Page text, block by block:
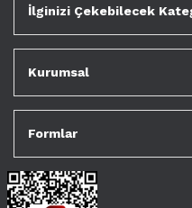
İlginizi Çekebilecek
Kurumsal
Formlar